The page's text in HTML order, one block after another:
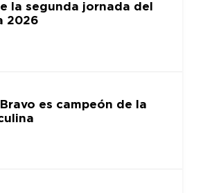
la segunda jornada del
2026
es campeón de la